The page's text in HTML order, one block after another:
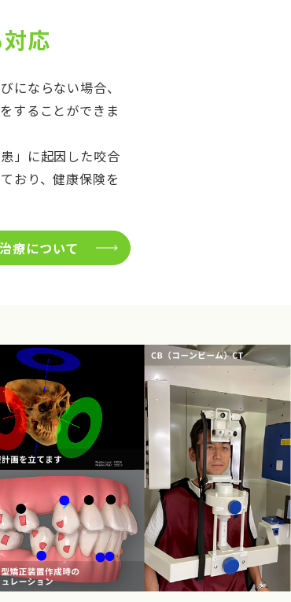
応
にならない場合、
することができま
」に起因した咬合
おり、健康保険を
療について